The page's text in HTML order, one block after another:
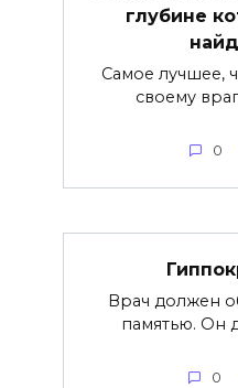
глубине
Самое лучшее,
своему
0
Врач должен
памятью. Он
0